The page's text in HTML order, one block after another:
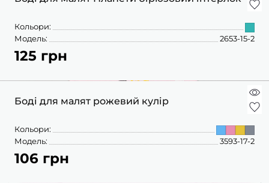
Кольори:
Модель:
2653-15-2
125 грн
Боді для малят рожевий кулір
Кольори:
Модель:
3593-17-2
106 грн